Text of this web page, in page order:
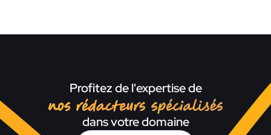
Profitez de l'expertise de
nos rédacteurs
dans votre domaine